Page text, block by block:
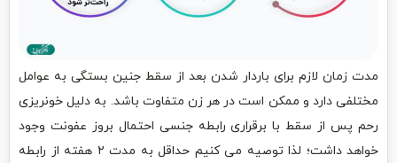
مدت زمان لازم برای باردار شدن بعد از سقط جنین بستگی به عوامل
مختلفی دارد و ممکن است در هر زن متفاوت باشد. به دلیل خونریزی
رحم پس از سقط با برقراری رابطه جنسی احتمال بروز عفونت وجود
خواهد داشت؛ لذا توصیه می کنیم حداقل به مدت ۲ هفته از رابطه